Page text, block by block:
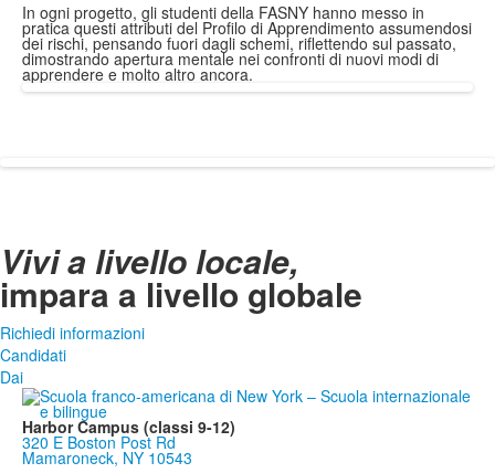
In ogni progetto, gli studenti della FASNY hanno messo in
pratica questi attributi del Profilo di Apprendimento assumendosi
dei rischi, pensando fuori dagli schemi, riflettendo sul passato,
dimostrando apertura mentale nei confronti di nuovi modi di
apprendere e molto altro ancora.
Vivi a livello locale,
impara a livello globale
Richiedi informazioni
Candidati
Dai
Harbor Campus (classi 9-12)
320 E Boston Post Rd
Mamaroneck, NY 10543